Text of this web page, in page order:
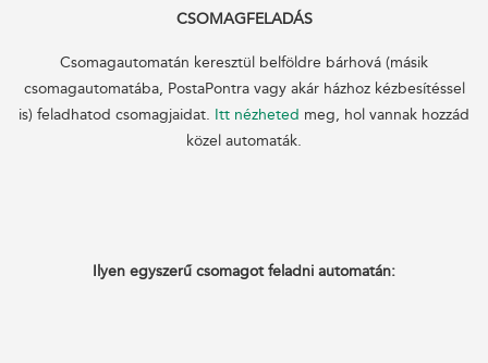
CSOMAGFELADÁS
Csomagautomatán keresztül belföldre bárhová (másik
csomagautomatába, PostaPontra vagy akár házhoz kézbesítéssel
is) feladhatod csomagjaidat. Itt nézheted meg, hol vannak hozzád
közel automaták.
Ilyen egyszerű csomagot feladni automatán: